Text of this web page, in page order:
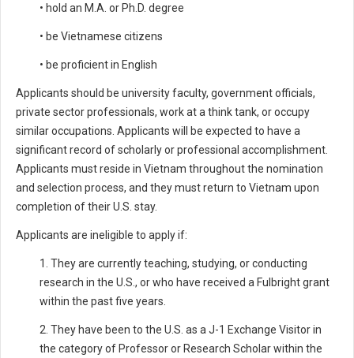
• hold an M.A. or Ph.D. degree
• be Vietnamese citizens
• be proficient in English
Applicants should be university faculty, government officials,
private sector professionals, work at a think tank, or occupy
similar occupations. Applicants will be expected to have a
significant record of scholarly or professional accomplishment.
Applicants must reside in Vietnam throughout the nomination
and selection process, and they must return to Vietnam upon
completion of their U.S. stay.
Applicants are ineligible to apply if:
1. They are currently teaching, studying, or conducting
research in the U.S., or who have received a Fulbright grant
within the past five years.
2. They have been to the U.S. as a J-1 Exchange Visitor in
the category of Professor or Research Scholar within the